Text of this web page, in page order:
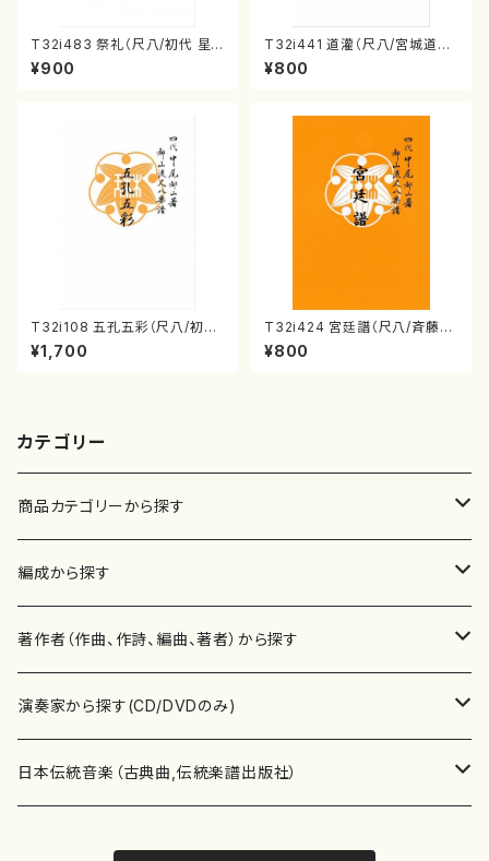
T32i483 祭礼（尺八/初代 星
田一山/楽譜）都山流公刊楽譜曲
番:2191
¥900
T32i441 道灌（尺八/宮城道雄/
楽譜）都山流公刊楽譜曲番:214
8
¥800
T32i108 五孔五彩（尺八/初代
石垣征山/尺八/都山式譜）都山
流公刊楽譜曲番:557
¥1,700
T32i424 宮廷譜（尺八/斉藤松
声/楽譜）都山流公刊楽譜曲番:2
129
¥800
カテゴリー
商品カテゴリーから探す
楽譜
書籍
書籍
テキストブック
CD・DVD
チケット
編成から探す
邦楽器
箏・琴（ソロ）
箏・琴（合奏）
合唱
混声合唱
歌・声
著作者（作曲、作詩、編曲、著者）から探す
あ行
青木省三(アオキ ショウゾウ)
か行
演奏家から探す(CD/DVDのみ)
邦楽（箏、三味線、尺八等）演奏家
日本伝統音楽（古典曲,伝統楽譜出版社）